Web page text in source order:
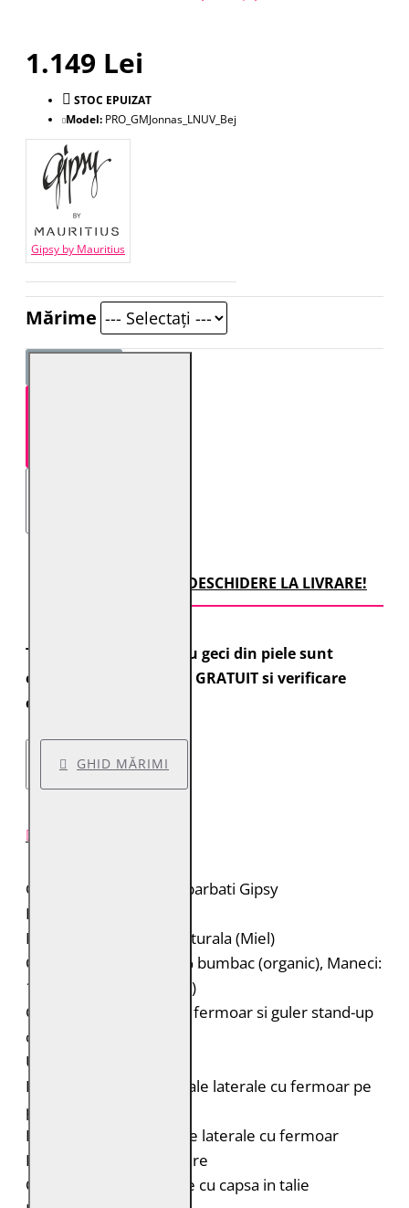
1.149 Lei
STOC EPUIZAT
Model: PRO_GMJonnas_LNUV_Bej
Gipsy by Mauritius
Mărime
TRANSPORT CU DESCHIDERE LA LIVRARE!
Toate comenzile pentru geci din piele sunt
expediate cu transport GRATUIT si verificare
colet.
GHID MĂRIMI
Geaca de piele pentru barbati Gipsy
Brand: Gipsy
Material: 100% piele naturala (Miel)
Captuseala: Corp: 100% bumbac (organic), Maneci:
100% poliester (reciclat)
Geaca de piele biker cu fermoar si guler stand-up
cu capsa
Umeri matlasati
Doua buzunare orizontale laterale cu fermoar pe
piept
Doua buzunare verticale laterale cu fermoar
Doua buzunare interioare
Curele laterale reglabile cu capsa in talie